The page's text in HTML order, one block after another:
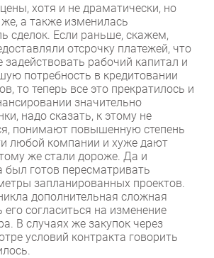
хотя и не драматически, но
а также изменилась
сделок. Если раньше, скажем,
отсрочку платежей, что
рабочий капитал и
потребность в кредитовании
то теперь все это прекратилось и
значительно
надо сказать, к этому не
понимают повышенную степень
любой компании и хуже дают
же стали дороже. Да и
был готов пересматривать
запланированных проектов.
дополнительная сложная
согласиться на изменение
В случаях же закупок через
условий контракта говорить